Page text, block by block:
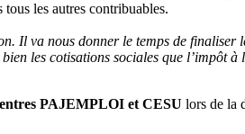
tous les autres contribuables.
Il va nous donner le temps de
les cotisations sociales que l’impôt à
PAJEMPLOI et CESU lors de la